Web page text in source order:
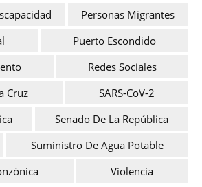
Personas Migrantes
Puerto Escondido
Redes Sociales
Cruz
SARS-CoV-2
Senado De La República
Suministro De Agua Potable
Violencia